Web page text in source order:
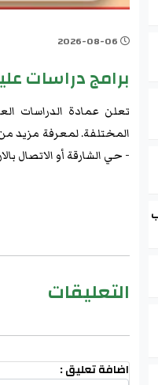
برامج دراسات
تعلن عمادة الدراسات
المختلفة. لمعرفة مزيد
- حي الشارقة أو الاتصال بالارقام التالية:
التعليقات
اضافة تعليق :